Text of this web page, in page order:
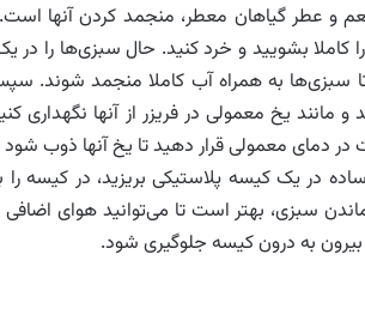
و عطر گیاهان معطر، منجمد کردن آنها است.
را کاملا بشویید و خرد کنید. حال سبزی‌ها را
تا سبزی‌ها به همراه آب کاملا منجمد
و مانند یخ معمولی در فریزر از آنها
معمولی قرار دهید تا یخ آنها ذوب شود و
در یک کیسه پلاستیکی بریزید، در کیسه را
سبزی، بهتر است تا می‌توانید هوای
بیرون به درون کیسه جلوگیری شود.